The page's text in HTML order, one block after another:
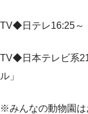
TV◆日テレ16:25～
TV◆日本テレビ系
ル」
※みんなの動物園は